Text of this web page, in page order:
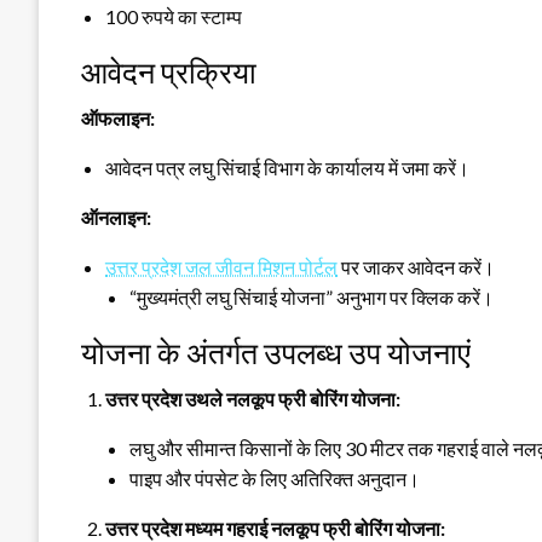
100 रुपये का स्टाम्प
आवेदन प्रक्रिया
ऑफलाइन:
आवेदन पत्र लघु सिंचाई विभाग के कार्यालय में जमा करें।
ऑनलाइन:
उत्तर प्रदेश जल जीवन मिशन पोर्टलपर जाकर आवेदन करें।
“मुख्यमंत्री लघु सिंचाई योजना” अनुभाग पर क्लिक करें।
योजना के अंतर्गत उपलब्ध उप योजनाएं
उत्तर प्रदेश उथले नलकूप फ्री बोरिंग योजना:
लघु और सीमान्त किसानों के लिए 30 मीटर तक गहराई वाले
पाइप और पंपसेट के लिए अतिरिक्त अनुदान।
उत्तर प्रदेश मध्यम गहराई नलकूप फ्री बोरिंग योजना: